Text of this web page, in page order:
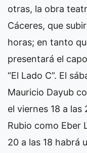
otras, la obra
Cáceres, que
horas; en tanto
presentará el
“El Lado C”. El
Mauricio Dayub
el viernes 18 a las
Rubio como Eber
20 a las 18 habrá